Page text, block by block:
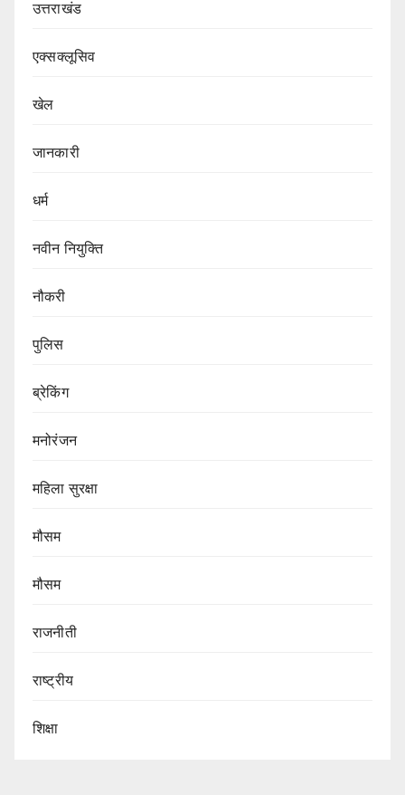
उत्तराखंड
एक्सक्लूसिव
खेल
जानकारी
धर्म
नवीन नियुक्ति
नौकरी
पुलिस
ब्रेकिंग
मनोरंजन
महिला सुरक्षा
मौसम
मौसम
राजनीती
राष्ट्रीय
शिक्षा